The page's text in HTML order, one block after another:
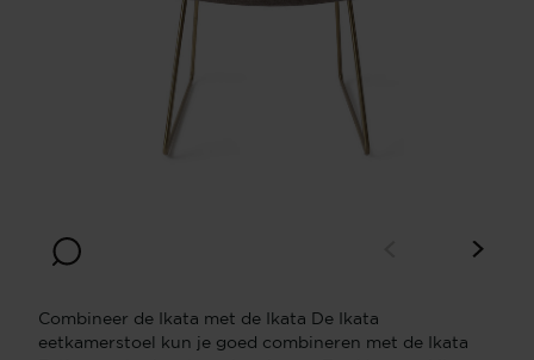
Combineer de Ikata met de Ikata De Ikata
eetkamerstoel kun je goed combineren met de Ikata